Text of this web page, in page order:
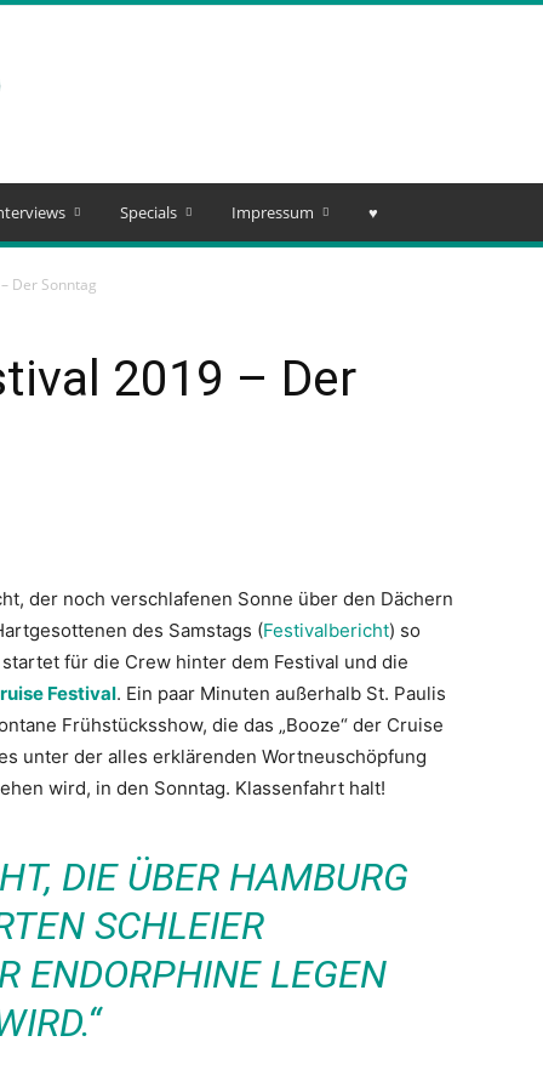
Specials Impressum ♥️
Der Sonntag
2019 – Der
der noch verschlafenen Sonne über den Dächern
des Samstags (Festivalbericht) so
für die Crew hinter dem Festival und die
Festival. Ein paar Minuten außerhalb St. Paulis
Frühstücksshow, die das „Booze“ der Cruise
unter der alles erklärenden Wortneuschöpfung
wird, in den Sonntag. Klassenfahrt halt!
DIE ÜBER HAMBURG
SCHLEIER
ENDORPHINE LEGEN